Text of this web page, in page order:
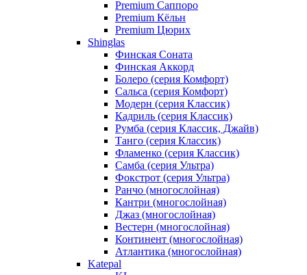
Premium Саппоро
Premium Кёльн
Premium Цюрих
Shinglas
Финская Соната
Финская Аккорд
Болеро (серия Комфорт)
Сальса (серия Комфорт)
Модерн (серия Классик)
Кадриль (серия Классик)
Румба (серия Классик, Джайв)
Танго (серия Классик)
Фламенко (серия Классик)
Самба (серия Ультра)
Фокстрот (серия Ультра)
Ранчо (многослойная)
Кантри (многослойная)
Джаз (многослойная)
Вестерн (многослойная)
Континент (многослойная)
Атлантика (многослойная)
Katepal